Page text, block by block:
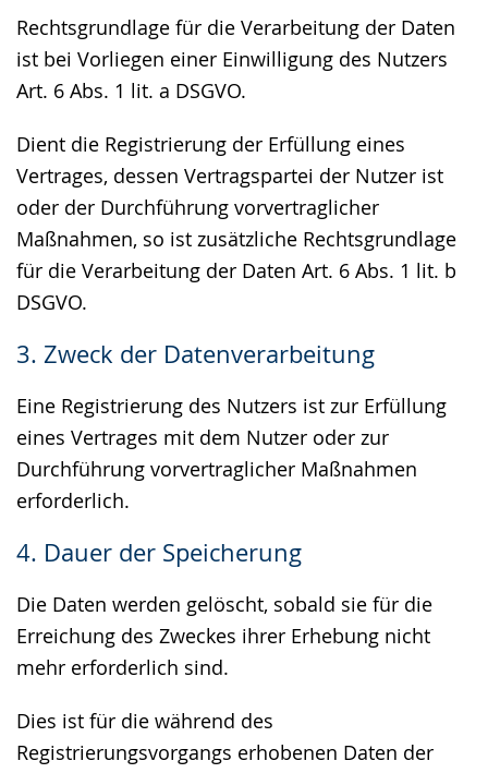
Rechtsgrundlage für die Verarbeitung der Daten
ist bei Vorliegen einer Einwilligung des Nutzers
Art. 6 Abs. 1 lit. a DSGVO.
Dient die Registrierung der Erfüllung eines
Vertrages, dessen Vertragspartei der Nutzer ist
oder der Durchführung vorvertraglicher
Maßnahmen, so ist zusätzliche Rechtsgrundlage
für die Verarbeitung der Daten Art. 6 Abs. 1 lit. b
DSGVO.
3. Zweck der Datenverarbeitung
Eine Registrierung des Nutzers ist zur Erfüllung
eines Vertrages mit dem Nutzer oder zur
Durchführung vorvertraglicher Maßnahmen
erforderlich.
4. Dauer der Speicherung
Die Daten werden gelöscht, sobald sie für die
Erreichung des Zweckes ihrer Erhebung nicht
mehr erforderlich sind.
Dies ist für die während des
Registrierungsvorgangs erhobenen Daten der